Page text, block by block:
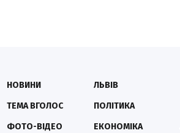
НОВИНИ
ТЕМА ВГОЛОС
ФОТО-ВІДЕО
ЛЬВІВ
ПОЛІТИКА
ЕКОНОМІКА